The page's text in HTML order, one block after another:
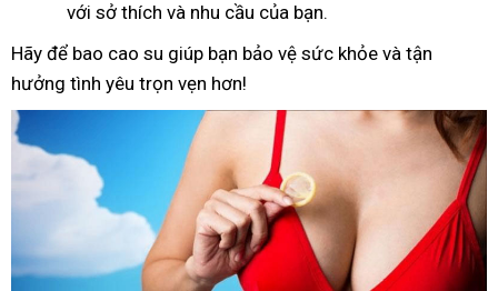
với sở thích và nhu cầu của bạn.
Hãy để bao cao su giúp bạn bảo vệ sức khỏe và tận
hưởng tình yêu trọn vẹn hơn!